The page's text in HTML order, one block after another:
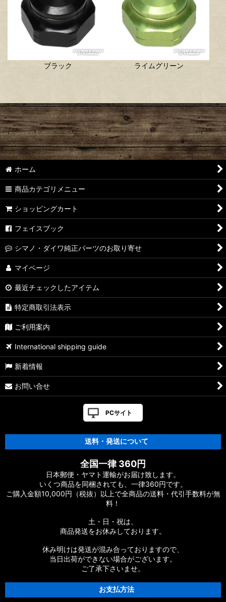
ブラック ライムグリーン
ホーム
商品カテゴリメニュー
ショッピングカート
フェイスブック
シマノ・ダイワ純正パーツのお取り寄せ
マイページ
最近チェックしたアイテム
特定商取引法表示
ご利用案内
International shipping guide
新着情報
お問い合せ
PCサイト
送料・発送について
全国一律 360円
日本郵便・ヤマト運輸がお届け致します。
いくつ商品を同梱されても、一律360円です。
ご購入金額10,000円（税抜）以上で全商品の送料・代引手数料が無
料！
土・日・祝は、
商品発送をお休みしております。
休み明けは発送が混み合っておりますので、
当日出荷ができない場合がございます。
ご了承下さいませ。
お支払方法